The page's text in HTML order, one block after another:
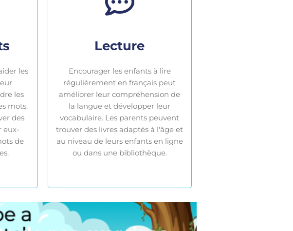
les
les
mots.
des
eux-
de
Lecture
Encourager les enfants à lire
régulièrement en français peut
améliorer leur compréhension de
la langue et développer leur
vocabulaire. Les parents peuvent
trouver des livres adaptés à l'âge et
au niveau de leurs enfants en ligne
ou dans une bibliothèque.